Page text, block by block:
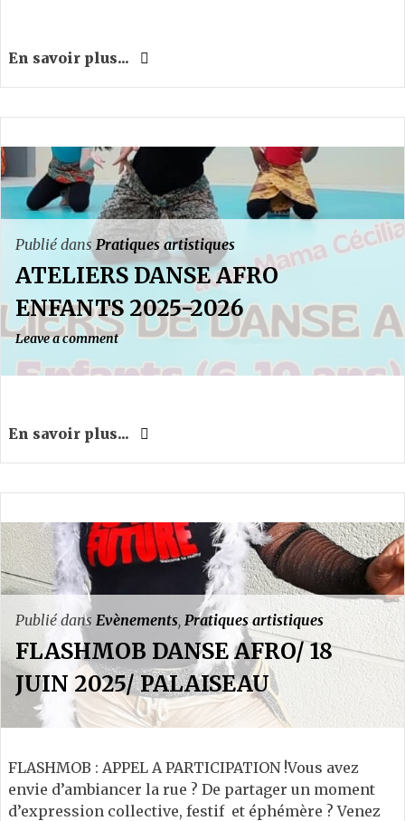
En savoir plus...
Publié dansPratiques artistiques
ATELIERS DANSE AFRO
ENFANTS 2025-2026
Leave a comment
En savoir plus...
Publié dans Evènements, Pratiques artistiques
FLASHMOB DANSE AFRO/ 18
JUIN 2025/ PALAISEAU
FLASHMOB : APPEL A PARTICIPATION !Vous avez
envie d’ambiancer la rue ? De partager un moment
d’expression collective, festif et éphémère ? Venez